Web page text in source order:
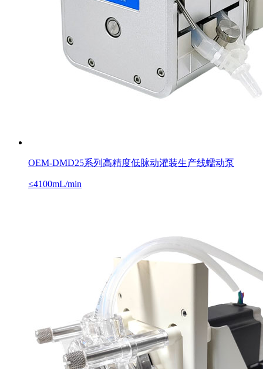
OEM-DMD25系列高精度低脉动灌装生产线蠕动泵
≤4100mL/min